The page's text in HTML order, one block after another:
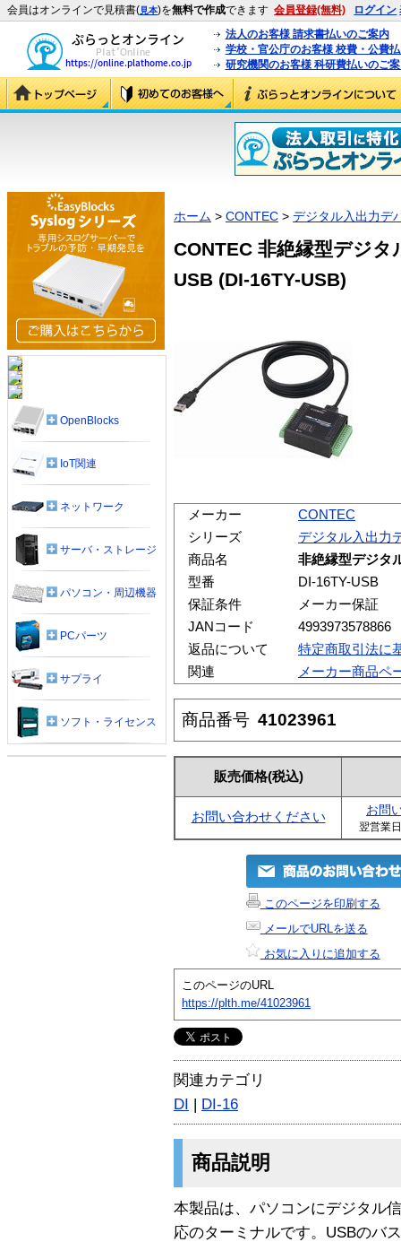
会員はオンラインで見積書(見本)を無料で作成できます 会員登録(無料) ログイン
法人のお客様 請求書払いのご案内
学校・官公庁のお客様 校費・公費
研究機関のお客様 科研費払いのご
ホーム > CONTEC > デジタル入出力デ
CONTEC 非絶縁型デジ
USB (DI-16TY-USB)
メーカー
CONTEC
シリーズ
デジタル入出力
商品名
非絶縁型デジタ
型番
DI-16TY-USB
保証条件
メーカー保証
JANコード
4993973578866
返品について
特定商取引法に
関連
メーカー商品ペ
商品番号 41023961
販売価格(税込)
お問い合わせください お問
翌営業
このページを印刷する
メールでURLを送る
お気に入りに追加する
このページのURL
https://plth.me/41023961
関連カテゴリ
DI | DI-16
商品説明
本製品は、パソコンにデジタル
応のターミナルです。USBのバ
OpenBlocks
IoT関連
ネットワーク
サーバ・ストレージ
パソコン・周辺機器
PCパーツ
サプライ
ソフト・ライセンス